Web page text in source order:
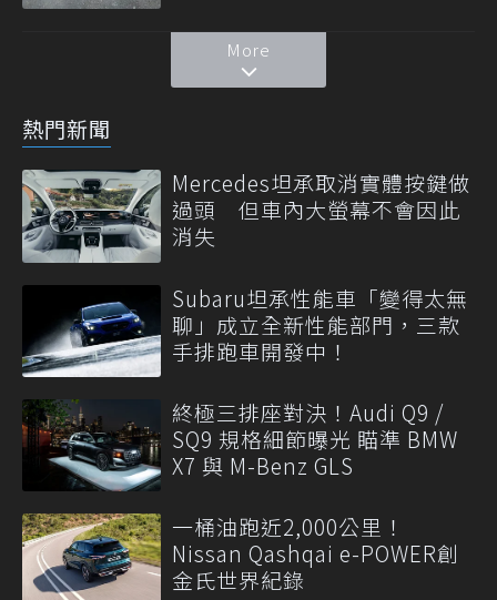
More
熱門新聞
Mercedes坦承取消實體按鍵做
過頭 但車內大螢幕不會因此
消失
Subaru坦承性能車「變得太無
聊」成立全新性能部門，三款
手排跑車開發中！
終極三排座對決！Audi Q9 /
SQ9 規格細節曝光 瞄準 BMW
X7 與 M-Benz GLS
一桶油跑近2,000公里！
Nissan Qashqai e-POWER創
金氏世界紀錄